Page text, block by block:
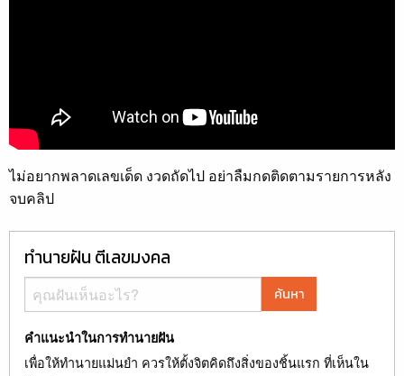
ไม่อยากพลาดเลขเด็ด งวดถัดไป อย่าลืมกดติดตามรายการหลัง
จบคลิป
ทำนายฝัน ตีเลขมงคล
ค้นหา
คำแนะนำในการทำนายฝัน
เพื่อให้ทำนายแม่นยำ ควรให้ตั้งจิตคิดถึงสิ่งของชิ้นแรก ที่เห็นใน